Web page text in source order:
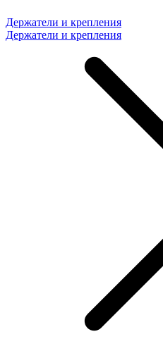
Держатели и крепления
Держатели и крепления